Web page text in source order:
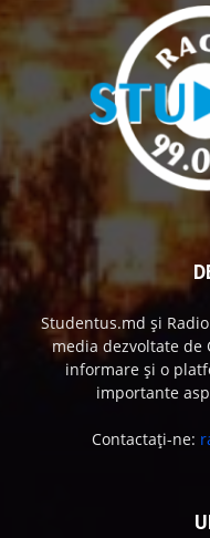
Studentus.md și
media dezvoltate de
informare și o
importante
Contactați-ne: